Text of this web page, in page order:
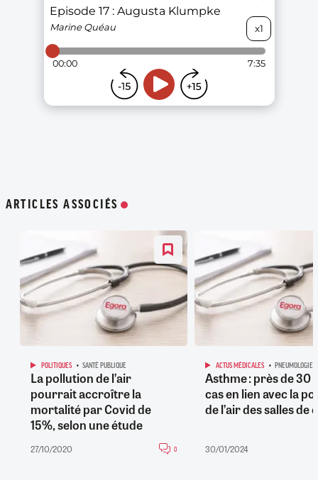
ARTICLES ASSOCIÉS
POLITIQUES SANTÉ PUBLIQUE
La pollution de l’air
pourrait accroître la
mortalité par Covid de
15%, selon une étude
27/10/2020 0
ACTUS MÉDICALES PNEUMOLOGIE
Asthme : près de 30
cas en lien avec la
de l’air des salles de
30/01/2024